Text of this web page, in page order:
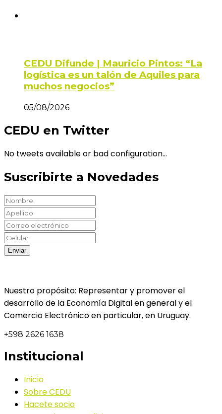
CEDU Difunde | Mauricio Pintos: “La
logística es un talón de Aquiles para
muchos negocios”
05/08/2026
CEDU en Twitter
No tweets available or bad configuration...
Suscribirte a Novedades
Nuestro propósito: Representar y promover el
desarrollo de la Economía Digital en general y el
Comercio Electrónico en particular, en Uruguay.
+598 2626 1638
Institucional
Inicio
Sobre CEDU
Hacete socio